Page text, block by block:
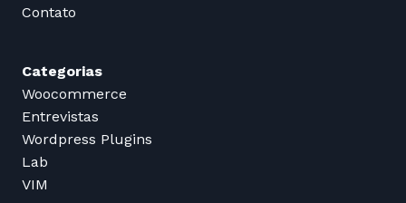
Contato
Categorias
Woocommerce
Entrevistas
Wordpress Plugins
Lab
VIM